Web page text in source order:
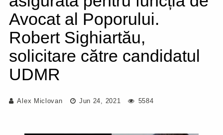
Avocat al Poporului.
Robert Sighiartău,
solicitare către candidatul
UDMR
Alex Miclovan Jun 24, 2021 5584